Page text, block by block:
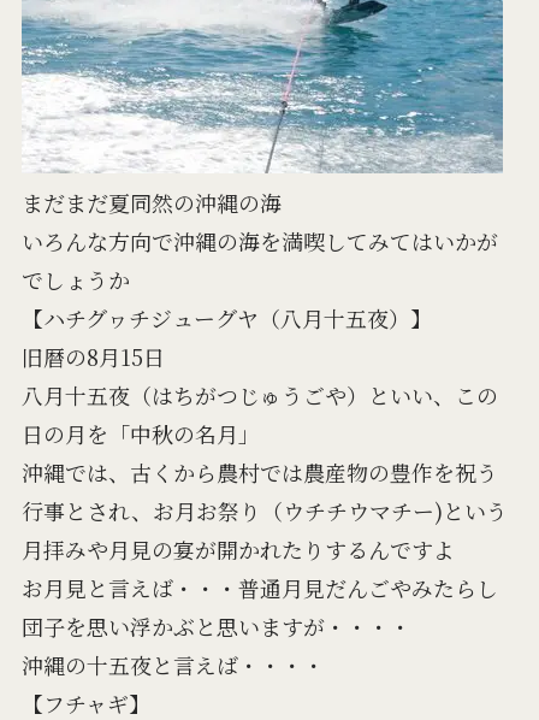
まだまだ夏同然の沖縄の海
いろんな方向で沖縄の海を満喫してみてはいかが
でしょうか
【ハチグヮチジューグヤ（八月十五夜）】
旧暦の8月15日
八月十五夜（はちがつじゅうごや）といい、この
日の月を「中秋の名月」
沖縄では、古くから農村では農産物の豊作を祝う
行事とされ、お月お祭り（ウチチウマチー)という
月拝みや月見の宴が開かれたりするんですよ
お月見と言えば・・・普通月見だんごやみたらし
団子を思い浮かぶと思いますが・・・・
沖縄の十五夜と言えば・・・・
【フチャギ】